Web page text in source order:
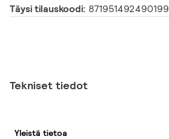
Täysi tilauskoodi: 871951492490199
Tekniset tiedot
Yleistä tietoa